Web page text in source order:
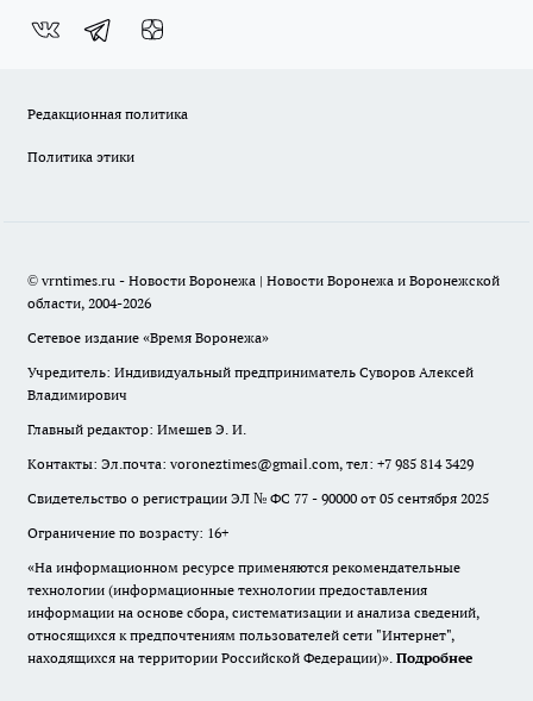
Редакционная политика
Политика этики
© vrntimes.ru - Новости Воронежа | Новости Воронежа и Воронежской
области, 2004-2026
Сетевое издание «Время Воронежа»
Учредитель: Индивидуальный предприниматель Суворов Алексей
Владимирович
Главный редактор: Имешев Э. И.
Контакты: Эл.почта: voroneztimes@gmail.com, тел: +7 985 814 3429
Свидетельство о регистрации ЭЛ № ФС 77 - 90000 от 05 сентября 2025
Ограничение по возрасту: 16+
«На информационном ресурсе применяются рекомендательные
технологии (информационные технологии предоставления
информации на основе сбора, систематизации и анализа сведений,
относящихся к предпочтениям пользователей сети "Интернет",
находящихся на территории Российской Федерации)». Подробнее